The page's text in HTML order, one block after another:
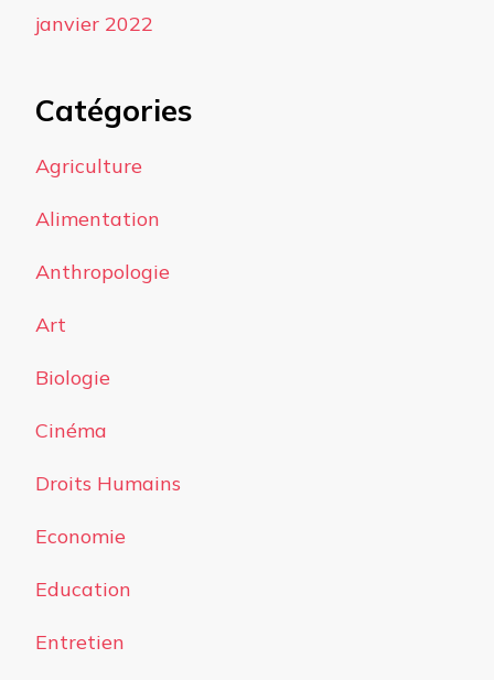
janvier 2022
Catégories
Agriculture
Alimentation
Anthropologie
Art
Biologie
Cinéma
Droits Humains
Economie
Education
Entretien